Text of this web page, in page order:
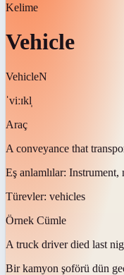
Kelime
Vehicle
VehicleN
ˈviːɪkl̩
Araç
A conveyance that
Eş anlamlılar: Instrument,
Türevler: vehicles
Örnek Cümle
A truck driver died last
Bir kamyon şoförü dün